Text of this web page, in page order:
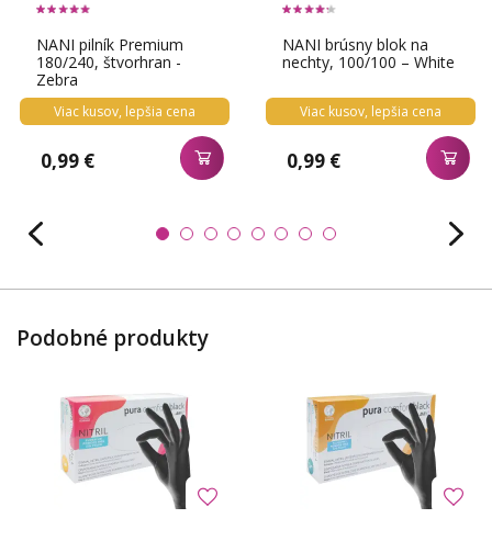
NANI pilník Premium
180/240, štvorhran -
Zebra
Viac kusov, lepšia cena
0,99 €
NANI brúsny blok na
nechty, 100/100 – White
Viac kusov, lepšia cena
0,99 €
Podobné produkty